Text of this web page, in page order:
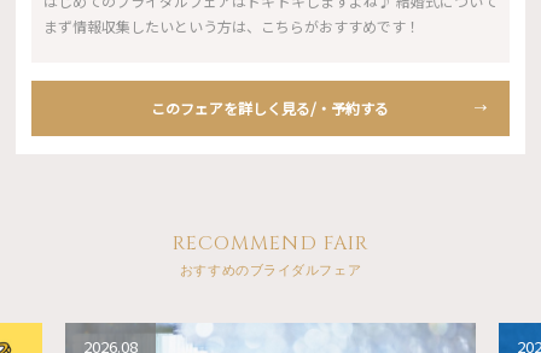
まず情報収集したいという方は、こちらがおすすめです！
このフェアを詳しく見る/・予約する
RECOMMEND FAIR
おすすめのブライダルフェア
2026.08